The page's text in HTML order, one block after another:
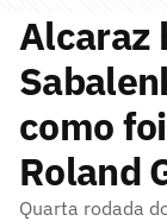
Alcaraz
como
Roland
Quarta rodada